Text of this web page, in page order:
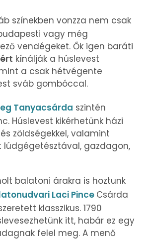
színekben vonzza nem csak
vagy még
vendégeket. Ők igen baráti
kínálják a húslevest
a csak hétvégente
sváb gombóccal.
Tanyacsárda szintén
Húslevest kikérhetünk házi
zöldségekkel, valamint
lúdgégetésztával, gazdagon,
balatoni árakra is hoztunk
Laci Pince Csárda
klasszikus. 1790
itt, habár ez egy
felel meg. A menő